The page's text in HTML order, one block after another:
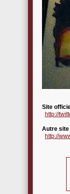
Site
http://
Autre site
http://